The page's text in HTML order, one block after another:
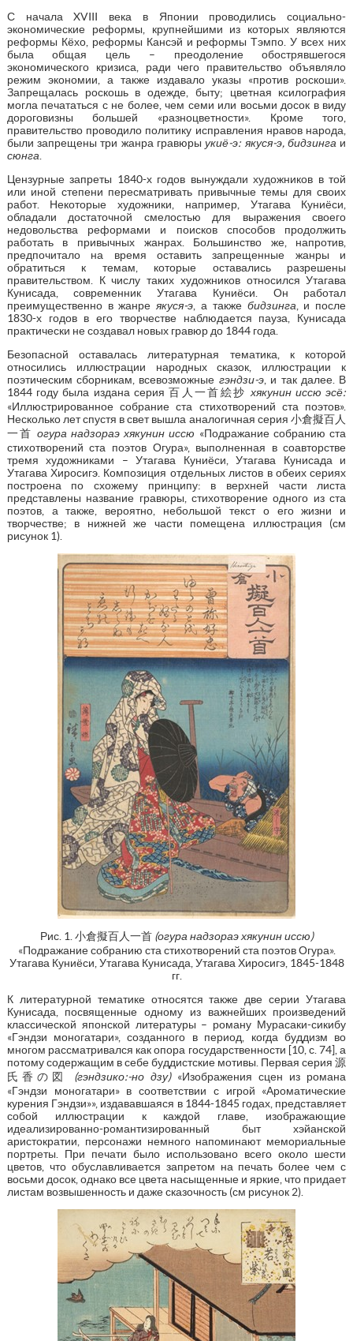
С начала XVIII века в Японии проводились социально-
экономические реформы, крупнейшими из которых являются
реформы Кёхо, реформы Кансэй и реформы Тэмпо. У всех них
была общая цель – преодоление обострявшегося
экономического кризиса, ради чего правительство объявляло
режим экономии, а также издавало указы «против роскоши».
Запрещалась роскошь в одежде, быту; цветная ксилография
могла печататься с не более, чем семи или восьми досок в виду
дороговизны большей «разноцветности». Кроме того,
правительство проводило политику исправления нравов народа,
были запрещены три жанра гравюрыукиё-э: якуся-э, бидзинга и
сюнга
Цензурные запреты 1840-х годов вынуждали художников в той
или иной степени пересматривать привычные темы для своих
работ. Некоторые художники, например, Утагава Куниёси,
обладали достаточной смелостью для выражения своего
недовольства реформами и поисков способов продолжить
работать в привычных жанрах. Большинство же, напротив,
предпочитало на время оставить запрещенные жанры и
обратиться к темам, которые оставались разрешены
правительством. К числу таких художников относился Утагава
Кунисада, современник Утагава Куниёси. Он работал
преимущественно в жанреякуся-э , а также бидзинга , и после
1830-х годов в его творчестве наблюдается пауза, Кунисада
практически не создавал новых гравюр до 1844 года.
Безопасной оставалась литературная тематика, к которой
относились иллюстрации народных сказок, иллюстрации к
поэтическим сборникам, всевозможные гэндзи-э, и так далее. В
1844 году была издана серия 百人一首絵抄 хякунин иссю эсё:
«Иллюстрированное собрание ста стихотворений ста поэтов».
Несколько лет спустя в свет вышла аналогичная серия 小倉擬百人
一首 огура надзораэ хякунин иссю «Подражание собранию ста
стихотворений ста поэтов Огура», выполненная в соавторстве
тремя художниками – Утагава Куниёси, Утагава Кунисада и
Утагава Хиросигэ. Композиция отдельных листов в обеих сериях
построена по схожему принципу: в верхней части листа
представлены название гравюры, стихотворение одного из ста
поэтов, а также, вероятно, небольшой текст о его жизни и
творчестве; в нижней же части помещена иллюстрация (см
рисунок 1).
Рис. 1. 小倉擬百人一首 (огура надзораэ хякунин иссю)
«Подражание собранию ста стихотворений ста поэтов Огура».
Утагава Куниёси, Утагава Кунисада, Утагава Хиросигэ, 1845-1848
гг.
К литературной тематике относятся также две серии Утагава
Кунисада, посвященные одному из важнейших произведений
классической японской литературы – роману Мурасаки-сикибу
«Гэндзи моногатари», созданного в период, когда буддизм во
многом рассматривался как опора государственности [10, с. 74], а
потому содержащим в себе буддистские мотивы. Первая серия 源
氏香の図 (гэндзико:-но дзу)«Изображения сцен из романа
«Гэндзи моногатари» в соответствии с игрой «Ароматические
курения Гэндзи»», издававшаяся в 1844-1845 годах, представляет
собой иллюстрации к каждой главе, изображающие
идеализированно-романтизированный быт хэйанской
аристократии, персонажи немного напоминают мемориальные
портреты. При печати было использовано всего около шести
цветов, что обуславливается запретом на печать более чем с
восьми досок, однако все цвета насыщенные и яркие, что придает
листам возвышенность и даже сказочность (см рисунок 2).